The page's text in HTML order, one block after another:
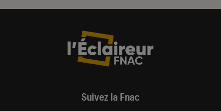
Suivez la Fnac